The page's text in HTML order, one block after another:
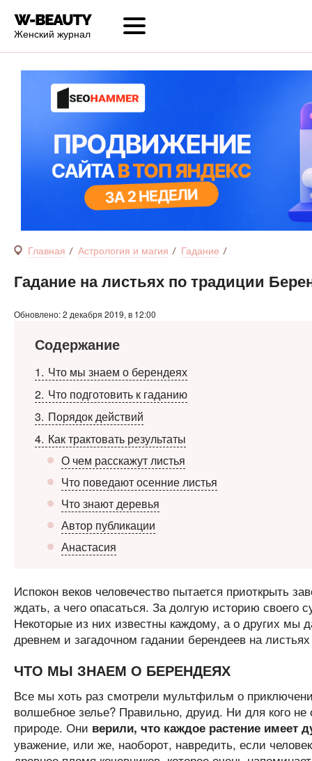
Женский журнал
Главная Астрология и магия Гадание
Гадание на листьях по традиции
Обновлено: 2 декабря 2019, в 12:00
Содержание
1
Что мы знаем о берендеях
2 Что подготовить к гаданию
3 Порядок действий
4 Как трактовать результаты
О чем расскажут листья
Что поведают осенние листья
Что знают деревья
Автор публикации
Анастасия
Испокон веков человечество пытается приоткрыть
ждать, а чего опасаться. За долгую историю
Некоторые из них известны каждому, а о других
древнем и загадочном гадании берендеев на
ЧТО МЫ ЗНАЕМ О БЕРЕНДЕЯХ
Все мы хоть раз смотрели мультфильм о
волшебное зелье? Правильно, друид. Ни для кого
природе. Они верили, что каждое растение имеет
уважение, или же, наоборот, навредить, если